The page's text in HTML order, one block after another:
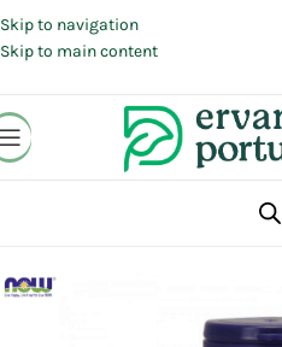
Skip to navigation
Skip to main content
Suplementos alimentares